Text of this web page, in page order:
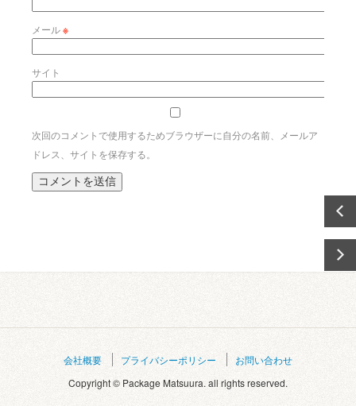
メール※
サイト
次回のコメントで使用するためブラウザーに自分の名前、メールア
ドレス、サイトを保存する。
会社概要 プライバシーポリシー
お問い合わせ
Copyright © Package Matsuura. all rights reserved.